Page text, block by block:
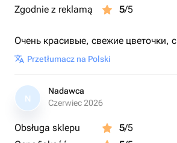
Zgodnie z reklamą
5/5
Очень красивые, свежие цветочки,
Przetłumacz na Polski
N
Nadawca
Czerwiec 2026
Obsługa sklepu 5/5